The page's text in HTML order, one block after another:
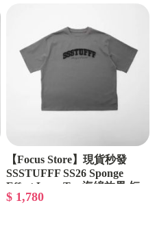
【Focus Store】現貨秒發
SSSTUFFF SS26 Sponge
Effect Logo Tee 海綿效果 短
袖 SSS-SS26-TEEB04
$ 1,780